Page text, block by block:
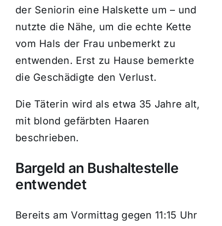
der Seniorin eine Halskette um – und
nutzte die Nähe, um die echte Kette
vom Hals der Frau unbemerkt zu
entwenden. Erst zu Hause bemerkte
die Geschädigte den Verlust.
Die Täterin wird als etwa 35 Jahre alt,
mit blond gefärbten Haaren
beschrieben.
Bargeld an Bushaltestelle
entwendet
Bereits am Vormittag gegen 11:15 Uhr